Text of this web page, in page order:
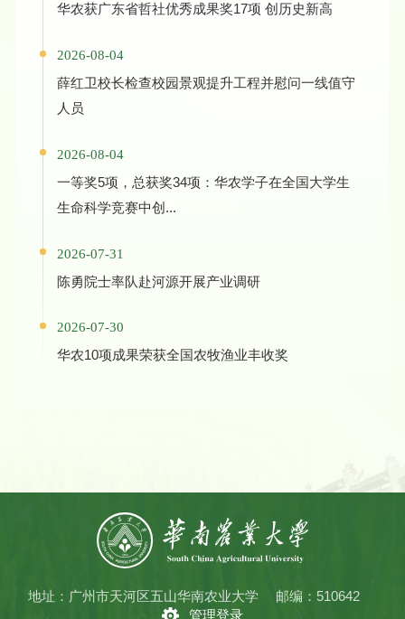
华农获广东省哲社优秀成果奖17项 创历史新高
2026-08-04
薛红卫校长检查校园景观提升工程并慰问一线值守
人员
2026-08-04
一等奖5项，总获奖34项：华农学子在全国大学生
生命科学竞赛中创...
2026-07-31
陈勇院士率队赴河源开展产业调研
2026-07-30
华农10项成果荣获全国农牧渔业丰收奖
地址：广州市天河区五山华南农业大学
邮编：510642
管理登录